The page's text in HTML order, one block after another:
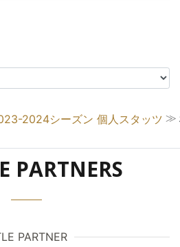
2024シーズン 個人スタッツ ≫
PARTNERS
PARTNER